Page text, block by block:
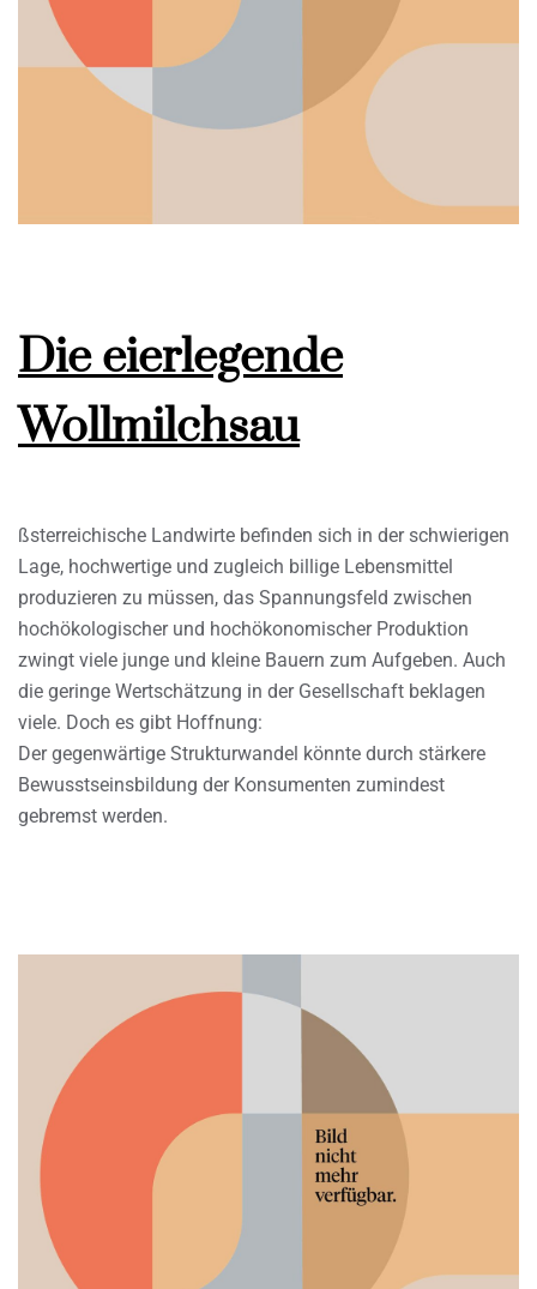
Die eierlegende
Wollmilchsau
ßsterreichische Landwirte befinden sich in der schwierigen
Lage, hochwertige und zugleich billige Lebensmittel
produzieren zu müssen, das Spannungsfeld zwischen
hochökologischer und hochökonomischer Produktion
zwingt viele junge und kleine Bauern zum Aufgeben. Auch
die geringe Wertschätzung in der Gesellschaft beklagen
viele. Doch es gibt Hoffnung:
Der gegenwärtige Strukturwandel könnte durch stärkere
Bewusstseinsbildung der Konsumenten zumindest
gebremst werden.